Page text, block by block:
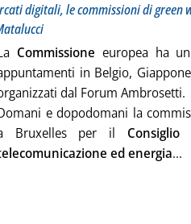
digitali, le commissioni di green
Commissione europea ha
in Belgio,
dal Forum Ambrosetti.
e dopodomani la
Bruxelles per il
ed energia...